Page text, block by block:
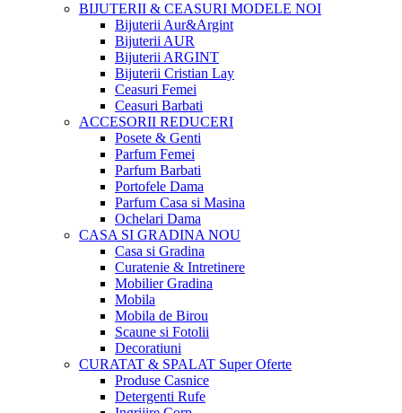
BIJUTERII & CEASURI MODELE NOI
Bijuterii Aur&Argint
Bijuterii AUR
Bijuterii ARGINT
Bijuterii Cristian Lay
Ceasuri Femei
Ceasuri Barbati
ACCESORII REDUCERI
Posete & Genti
Parfum Femei
Parfum Barbati
Portofele Dama
Parfum Casa si Masina
Ochelari Dama
CASA SI GRADINANOU
Casa si Gradina
Curatenie & Intretinere
Mobilier Gradina
Mobila
Mobila de Birou
Scaune si Fotolii
Decoratiuni
CURATAT & SPALAT Super Oferte
Produse Casnice
Detergenti Rufe